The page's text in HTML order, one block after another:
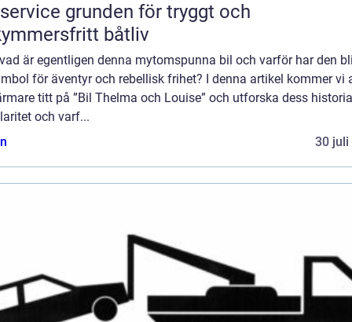
för tryggt och
båtliv
är egentligen denna mytomspunna bil och varför har den
för äventyr och rebellisk frihet? I denna artikel kommer vi
titt på ”Bil Thelma och Louise” och utforska dess
och varf...
30 juli